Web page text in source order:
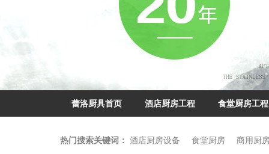
蕾洛厨具首页 酒店厨房工程 食堂厨房工程
热门搜索关键词： 酒店厨房设备 食堂厨房 商用厨